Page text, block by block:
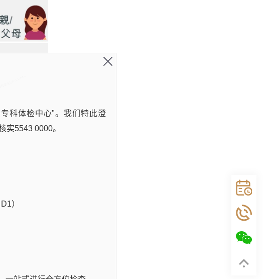
科体检中心"。我们特此澄
实5543 0000。
）